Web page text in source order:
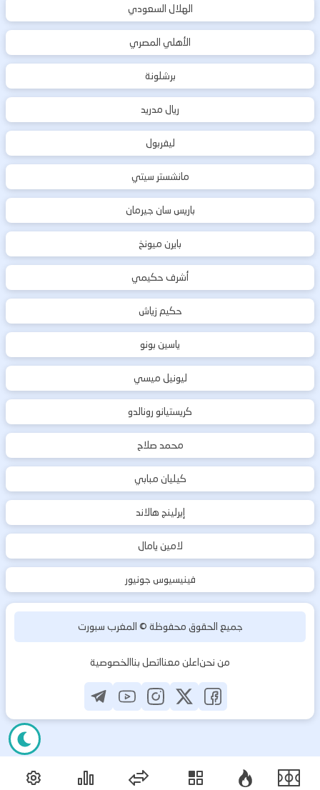
الهلال السعودي
الأهلي المصري
برشلونة
ريال مدريد
ليفربول
مانشستر سيتي
باريس سان جيرمان
بايرن ميونخ
أشرف حكيمي
حكيم زياش
ياسين بونو
ليونيل ميسي
كريستيانو رونالدو
محمد صلاح
كيليان مبابي
إيرلينج هالاند
لامين يامال
فينيسيوس جونيور
جميع الحقوق محفوظة ©المغرب سبورت
من نحناعلن معنااتصل بناالخصوصية